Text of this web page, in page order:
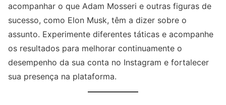
acompanhar o que Adam Mosseri e outras figuras de
sucesso, como Elon Musk, têm a dizer sobre o
assunto. Experimente diferentes táticas e acompanhe
os resultados para melhorar continuamente o
desempenho da sua conta no Instagram e fortalecer
sua presença na plataforma.